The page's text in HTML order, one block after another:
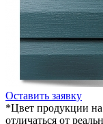
Оставить заявку
*Цвет продукции
отличаться от